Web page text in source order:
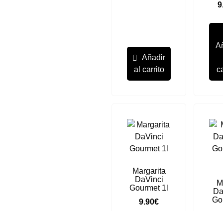
Añadir
al carrito
Margarita
DaVinci
Gourmet 1l
9.90€